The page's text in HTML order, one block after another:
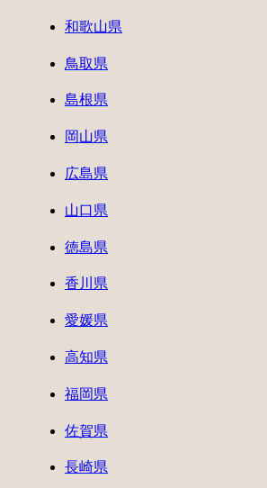
和歌山県
鳥取県
島根県
岡山県
広島県
山口県
徳島県
香川県
愛媛県
高知県
福岡県
佐賀県
長崎県